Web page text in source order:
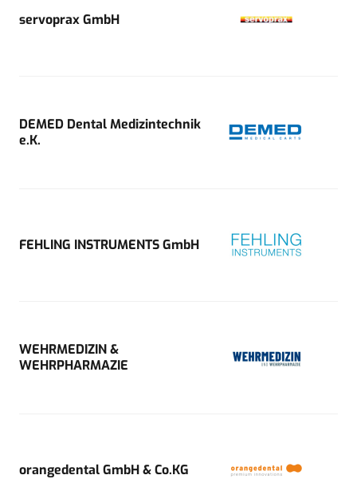
servoprax GmbH
DEMED Dental Medizintechnik
e.K.
FEHLING INSTRUMENTS GmbH
WEHRMEDIZIN &
WEHRPHARMAZIE
orangedental GmbH & Co.KG